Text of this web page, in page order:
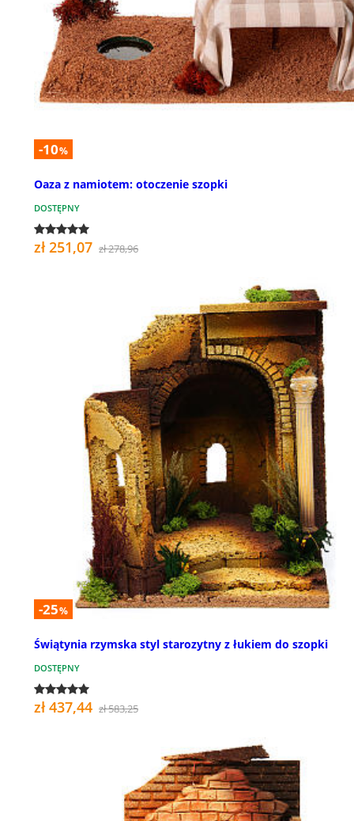
-10%
Oaza z namiotem: otoczenie szopki
DOSTĘPNY
zł 251,07 zł 278,96
-25%
Świątynia rzymska styl starozytny z łukiem do szopki
DOSTĘPNY
zł 437,44 zł 583,25